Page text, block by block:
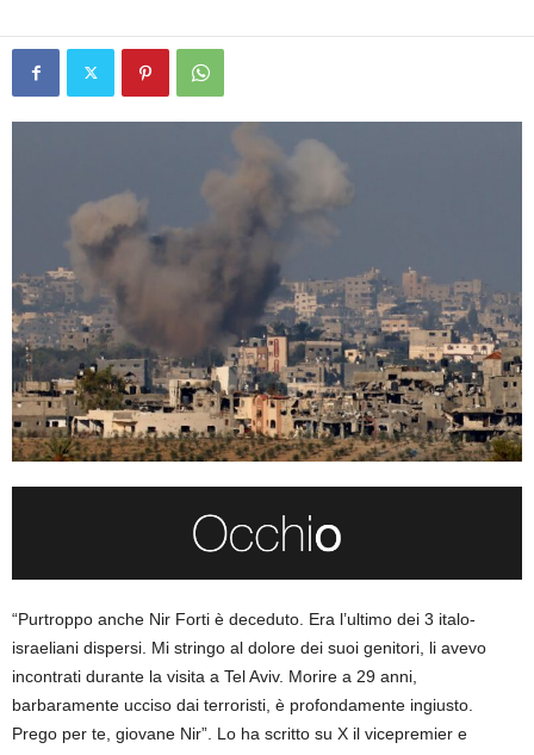
“Purtroppo anche Nir Forti è deceduto. Era l’ultimo dei 3 italo-
israeliani dispersi. Mi stringo al dolore dei suoi genitori, li avevo
incontrati durante la visita a Tel Aviv. Morire a 29 anni,
barbaramente ucciso dai terroristi, è profondamente ingiusto.
Prego per te, giovane Nir”. Lo ha scritto su X il vicepremier e